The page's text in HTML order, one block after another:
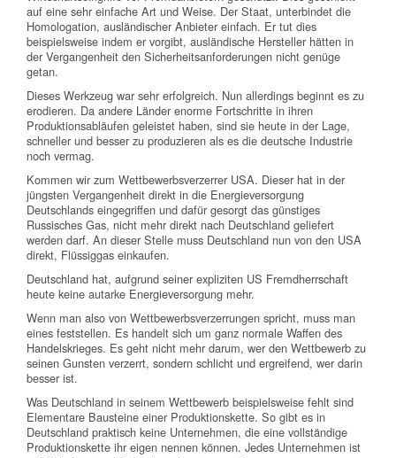
auf eine sehr einfache Art und Weise. Der Staat, unterbindet die
Homologation, ausländischer Anbieter einfach. Er tut dies
beispielsweise indem er vorgibt, ausländische Hersteller hätten in
der Vergangenheit den Sicherheitsanforderungen nicht genüge
getan.
Dieses Werkzeug war sehr erfolgreich. Nun allerdings beginnt es zu
erodieren. Da andere Länder enorme Fortschritte in ihren
Produktionsabläufen geleistet haben, sind sie heute in der Lage,
schneller und besser zu produzieren als es die deutsche Industrie
noch vermag.
Kommen wir zum Wettbewerbsverzerrer USA. Dieser hat in der
jüngsten Vergangenheit direkt in die Energieversorgung
Deutschlands eingegriffen und dafür gesorgt das günstiges
Russisches Gas, nicht mehr direkt nach Deutschland geliefert
werden darf. An dieser Stelle muss Deutschland nun von den USA
direkt, Flüssiggas einkaufen.
Deutschland hat, aufgrund seiner expliziten US Fremdherrschaft
heute keine autarke Energieversorgung mehr.
Wenn man also von Wettbewerbsverzerrungen spricht, muss man
eines feststellen. Es handelt sich um ganz normale Waffen des
Handelskrieges. Es geht nicht mehr darum, wer den Wettbewerb zu
seinen Gunsten verzerrt, sondern schlicht und ergreifend, wer darin
besser ist.
Was Deutschland in seinem Wettbewerb beispielsweise fehlt sind
Elementare Bausteine einer Produktionskette. So gibt es in
Deutschland praktisch keine Unternehmen, die eine vollständige
Produktionskette ihr eigen nennen können. Jedes Unternehmen ist